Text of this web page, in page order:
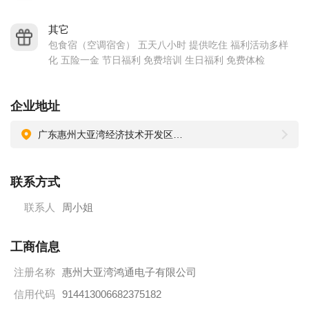
港、新加坡、马来西亚和中国本地管理团队，带领.5000多名来
自中国各地之职工运作。基于管理团队及基层员工之完善营
运，公司最近5年来持续双位数之业务增长
提供符合或超越客户要求之高质量产品及服务。公司贯彻以人
为本的原则，拥有严谨的人事及晋升制度和培训、考核体系以
公司位于惠州大亚湾西区科技区，毗临深圳龙岗、淡水和大亚
公司临近深圳东部公交基地，毗邻惠阳汽车站、排坊汽车站和
大亚湾汽车站三个客运站，距离厦深铁路惠州南站半小时车
程，靠近即将开通的深圳地铁14号线，交通四方八达，交通渠
其它
包食宿（空调宿舍） 五天八小时 提供吃住 福利活动多样
化 五险一金 节日福利 免费培训 生日福利 免费体检
企业地址
联系方式
联系人 周小姐
工商信息
注册名称 惠州大亚湾鸿通电子有限公司
信用代码 914413006682375182